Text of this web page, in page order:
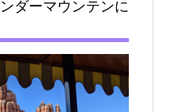
ダーマウンテンに